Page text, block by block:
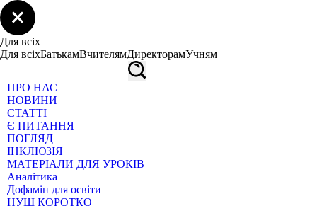
Для всіх
Для всіхБатькамВчителямДиректорамУчням
ПРО НАС
НОВИНИ
СТАТТІ
Є ПИТАННЯ
ПОГЛЯД
ІНКЛЮЗІЯ
МАТЕРІАЛИ ДЛЯ УРОКІВ
Аналітика
Дофамін для освіти
НУШ КОРОТКО